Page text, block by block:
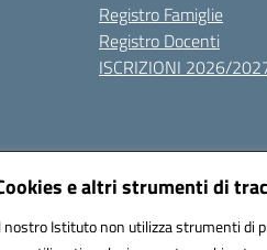
e altri strumenti di
nostro Istituto non utilizza strumenti di
Registro Famiglie
Registro Docenti
ISCRIZIONI 2026/